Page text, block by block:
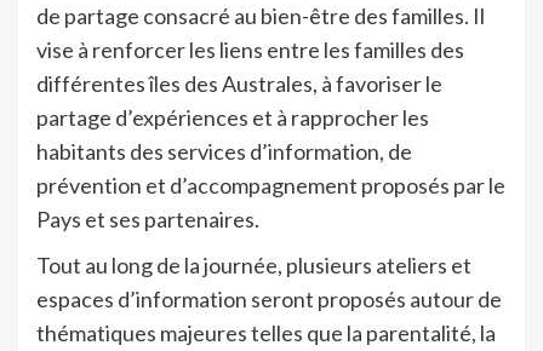
de partage consacré au bien-être des familles. Il
vise à renforcer les liens entre les familles des
différentes îles des Australes, à favoriser le
partage d’expériences et à rapprocher les
habitants des services d’information, de
prévention et d’accompagnement proposés par le
Pays et ses partenaires.
Tout au long de la journée, plusieurs ateliers et
espaces d’information seront proposés autour de
thématiques majeures telles que la parentalité, la